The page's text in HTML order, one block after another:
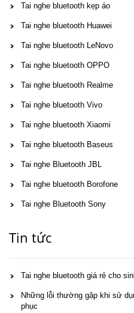
Tai nghe bluetooth kẹp áo
Tai nghe bluetooth Huawei
Tai nghe bluetooth LeNovo
Tai nghe bluetooth OPPO
Tai nghe bluetooth Realme
Tai nghe bluetooth Vivo
Tai nghe bluetooth Xiaomi
Tai nghe bluetooth Baseus
Tai nghe Bluetooth JBL
Tai nghe bluetooth Borofone
Tai nghe Bluetooth Sony
Tin tức
Tai nghe bluetooth giá rẻ cho
Những lỗi thường gặp khi sử
phục